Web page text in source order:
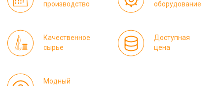
производство
оборудование
Качественное
сырье
Доступная
цена
Модный